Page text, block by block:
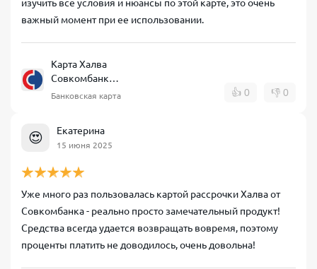
изучить все условия и нюансы по этой карте, это очень
важный момент при ее использовании.
Карта Халва
Совкомбанк
рассрочка
Банковская карта 👍 0 👎 0
😍 Екатерина
15 июня 2025
Уже много раз пользовалась картой рассрочки Халва от
Совкомбанка - реально просто замечательный продукт!
Средства всегда удается возвращать вовремя, поэтому
проценты платить не доводилось, очень довольна!